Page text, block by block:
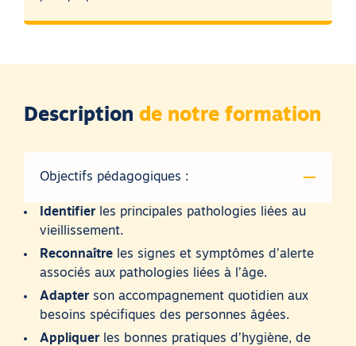
Description de notre formation
Objectifs pédagogiques :
Identifierles principales pathologies liées au
vieillissement.
Reconnaître les signes et symptômes d’alerte
associés aux pathologies liées à l’âge.
Adapterson accompagnement quotidien aux
besoins spécifiques des personnes âgées.
Appliquerles bonnes pratiques d’hygiène, de